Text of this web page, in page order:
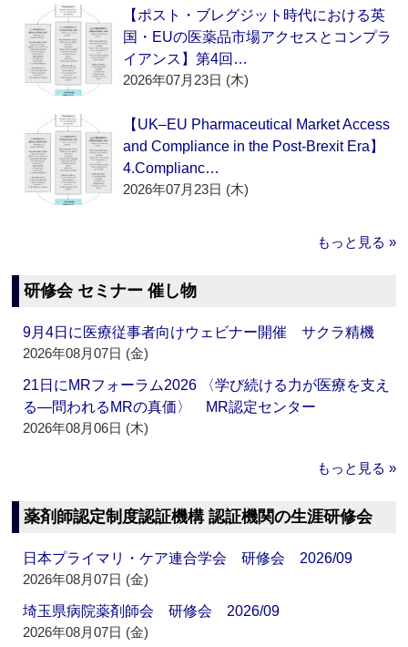
【ポスト・ブレグジット時代における英
国・EUの医薬品市場アクセスとコンプラ
イアンス】第4回…
2026年07月23日 (木)
【UK–EU Pharmaceutical Market Access
and Compliance in the Post-Brexit Era】
4.Complianc…
2026年07月23日 (木)
もっと見る »
研修会 セミナー 催し物
9月4日に医療従事者向けウェビナー開催 サクラ精機
2026年08月07日 (金)
21日にMRフォーラム2026 〈学び続ける力が医療を支え
る―問われるMRの真価〉 MR認定センター
2026年08月06日 (木)
もっと見る »
薬剤師認定制度認証機構 認証機関の生涯研修会
日本プライマリ・ケア連合学会 研修会 2026/09
2026年08月07日 (金)
埼玉県病院薬剤師会 研修会 2026/09
2026年08月07日 (金)